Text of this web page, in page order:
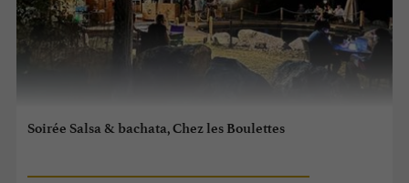
Soirée Salsa & bachata, Chez les Boulettes